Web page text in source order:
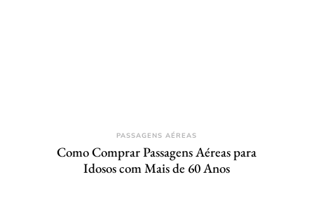
PASSAGENS AÉREAS
Como Comprar Passagens Aéreas para
Idosos com Mais de 60 Anos